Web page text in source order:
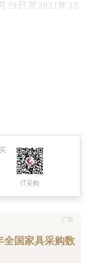
29日至2021年12
丰和大道1318
币）
24日至2021年12
（湖南省公共资
IT采购
国家具采购数
广告